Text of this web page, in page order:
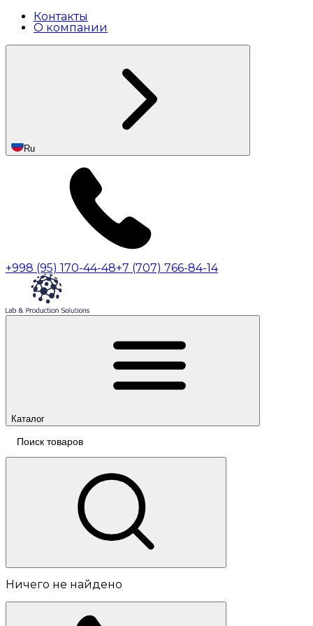
Контакты
О компании
Ru
+998 (95) 170-44-48+7 (707) 766-84-14
Каталог
Ничего не найдено